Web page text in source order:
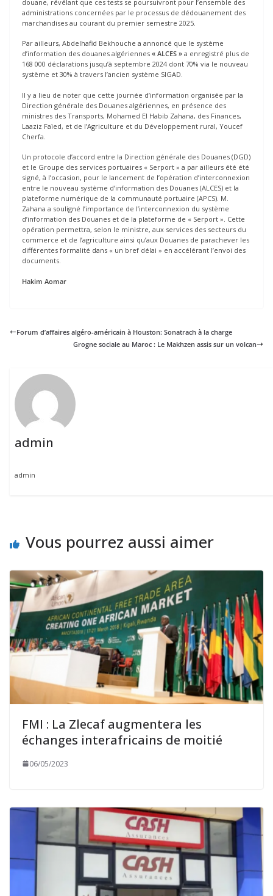
douane, révélant que ces tests se poursuivront pour l’ensemble des
administrations concernées par le processus de dédouanement des
marchandises au courant du premier semestre 2025.
Par ailleurs, Abdelhafid Bekhouche a annoncé que le système
d’information des douanes algériennes « ALCES » a enregistré plus de
168 000 déclarations jusqu’à septembre 2024 dont 70% via le nouveau
système et 30% à travers l’ancien système SIGAD.
Il y a lieu de noter que cette journée d’information organisée par la
Direction générale des Douanes algériennes, en présence des
ministres des Transports, Mohamed El Habib Zahana, des Finances,
Laaziz Faïed, et de l’Agriculture et du Développement rural, Youcef
Cherfa.
Un protocole d’accord entre la Direction générale des Douanes (DGD)
et le Groupe des services portuaires « Serport » a par ailleurs été été
signé, à l’occasion, pour le lancement de l’opération d’interconnexion
entre le nouveau système d’information des Douanes (ALCES) et la
plateforme numérique de la communauté portuaire (APCS). M.
Zahana a souligné l’importance de l’interconnexion du système
d’information des Douanes et de la plateforme de « Serport ». Cette
opération permettra, selon le ministre, aux services des secteurs du
commerce et de l’agriculture ainsi qu’aux Douanes de parachever les
différentes formalité dans « un bref délai » en accélérant l’envoi des
documents.
Hakim Aomar
Forum d’affaires algéro-américain à Houston: Sonatrach à la charge
Grogne sociale au Maroc : Le Makhzen assis sur un volcan
admin
admin
Vous pourrez aussi aimer
FMI : La Zlecaf augmentera les
échanges interafricains de moitié
06/05/2023